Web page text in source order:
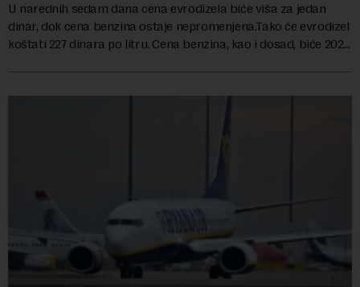
U narednih sedam dana cena evrodizela biće viša za jedan
dinar, dok cena benzina ostaje nepromenjena.Tako će evrodizel
koštati 227 dinara po litru. Cena benzina, kao i dosad, biće 202